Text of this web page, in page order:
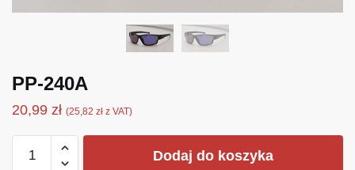
PP-240A
20,99 zł (25,82 zł z VAT)
PP-
Dodaj do koszyka